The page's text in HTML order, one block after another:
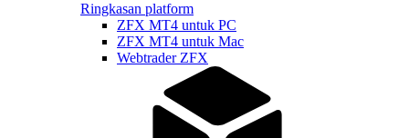
Ringkasan platform
ZFX MT4 untuk PC
ZFX MT4 untuk Mac
Webtrader ZFX